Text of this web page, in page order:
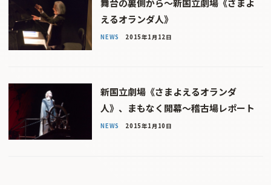
舞台の裏側から〜新国立劇場《さまよ
えるオランダ人》
NEWS 2015年1月12日
新国立劇場《さまよえるオランダ
人》、まもなく開幕〜稽古場レポート
NEWS 2015年1月10日